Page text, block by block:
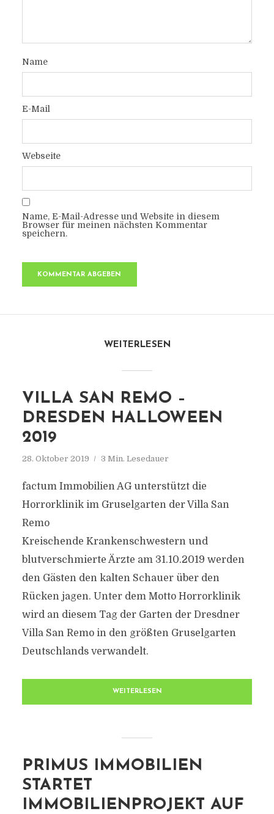
Name
E-Mail
Webseite
Name, E-Mail-Adresse und Website in diesem
Browser für meinen nächsten Kommentar
speichern.
WEITERLESEN
VILLA SAN REMO –
DRESDEN HALLOWEEN
2019
28. Oktober 2019 3 Min. Lesedauer
factum Immobilien AG unterstützt die
Horrorklinik im Gruselgarten der Villa San
Remo
Kreischende Krankenschwestern und
blutverschmierte Ärzte am 31.10.2019 werden
den Gästen den kalten Schauer über den
Rücken jagen. Unter dem Motto Horrorklinik
wird an diesem Tag der Garten der Dresdner
Villa San Remo in den größten Gruselgarten
Deutschlands verwandelt.
WEITERLESEN
PRIMUS IMMOBILIEN
STARTET
IMMOBILIENPROJEKT AUF